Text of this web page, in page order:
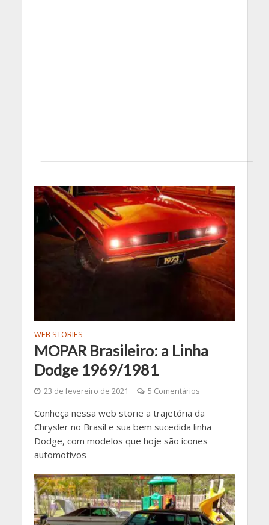
WEB STORIES
MOPAR Brasileiro: a Linha
Dodge 1969/1981
23 de fevereiro de 2021 5 Comentários
Conheça nessa web storie a trajetória da
Chrysler no Brasil e sua bem sucedida linha
Dodge, com modelos que hoje são ícones
automotivos